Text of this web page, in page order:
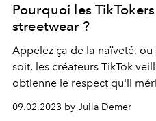
Pourquoi les
streetwear ?
Appelez ça de la naïveté,
soit, les créateurs TikTok
obtienne le respect qu'il
09.02.2023 by Julia Demer